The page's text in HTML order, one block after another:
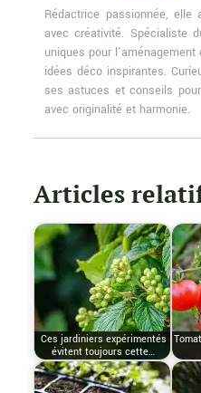
Rédactrice passionnée,
avec créativité. Spécialiste
uniques pour
idées déco inspirantes.
ses astuces et conseils
avec originalité et harmonie.
Articles
Ces jardiniers expérimentés
évitent toujours cette…